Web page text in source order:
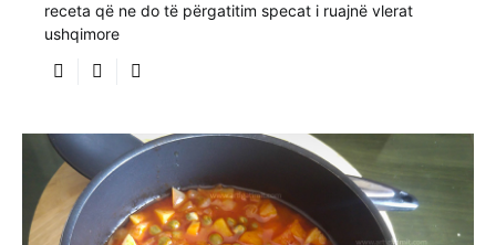
receta që ne do të përgatitim specat i ruajnë vlerat
ushqimore